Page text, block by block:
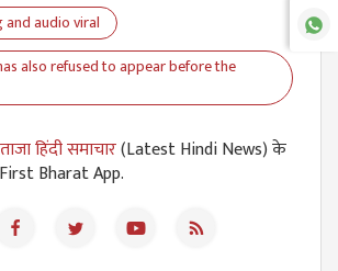
audio viral
also refused to appear before the
ताजा हिंदी समाचार(Latest Hindi News) के
Bharat App.